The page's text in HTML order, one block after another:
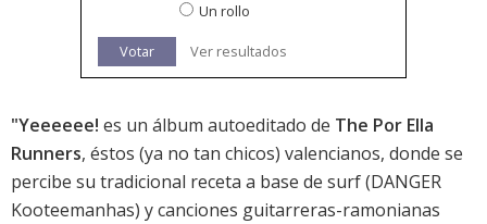
Un rollo
Votar Ver resultados
"Yeeeeee! es un álbum autoeditado de The Por Ella
Runners, éstos (ya no tan chicos) valencianos, donde se
percibe su tradicional receta a base de surf (DANGER
Kooteemanhas) y canciones guitarreras-ramonianas